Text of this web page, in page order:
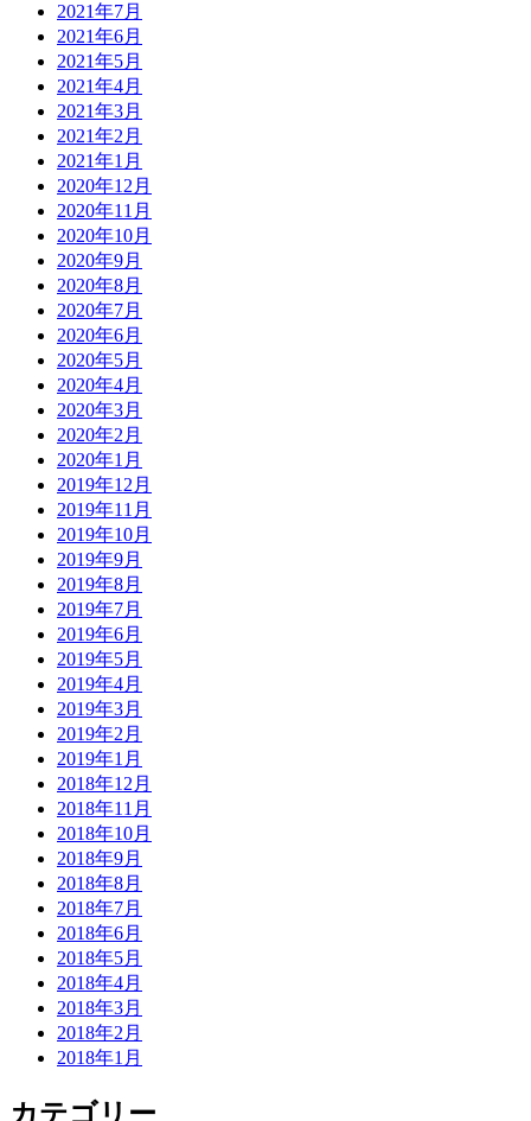
2021年7月
2021年6月
2021年5月
2021年4月
2021年3月
2021年2月
2021年1月
2020年12月
2020年11月
2020年10月
2020年9月
2020年8月
2020年7月
2020年6月
2020年5月
2020年4月
2020年3月
2020年2月
2020年1月
2019年12月
2019年11月
2019年10月
2019年9月
2019年8月
2019年7月
2019年6月
2019年5月
2019年4月
2019年3月
2019年2月
2019年1月
2018年12月
2018年11月
2018年10月
2018年9月
2018年8月
2018年7月
2018年6月
2018年5月
2018年4月
2018年3月
2018年2月
2018年1月
カテゴリー